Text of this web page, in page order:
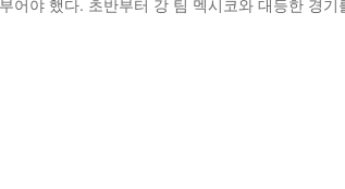
어야 했다. 초반부터 강 팀 멕시코와 대등한 경기